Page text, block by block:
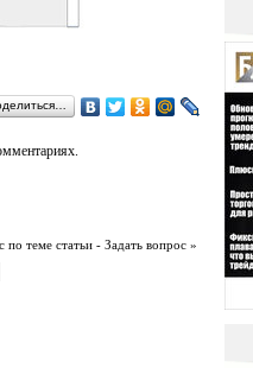
по теме статьи - Задать вопрос »